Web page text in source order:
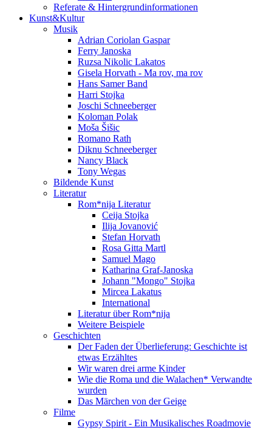
Referate & Hintergrundinformationen
Kunst&Kultur
Musik
Adrian Coriolan Gaspar
Ferry Janoska
Ruzsa Nikolic Lakatos
Gisela Horvath - Ma rov, ma rov
Hans Samer Band
Harri Stojka
Joschi Schneeberger
Koloman Polak
Moša Šišic
Romano Rath
Diknu Schneeberger
Nancy Black
Tony Wegas
Bildende Kunst
Literatur
Rom*nija Literatur
Ceija Stojka
Ilija Jovanović
Stefan Horvath
Rosa Gitta Martl
Samuel Mago
Katharina Graf-Janoska
Johann "Mongo" Stojka
Mircea Lakatus
International
Literatur über Rom*nija
Weitere Beispiele
Geschichten
Der Faden der Überlieferung: Geschichte ist
etwas Erzähltes
Wir waren drei arme Kinder
Wie die Roma und die Walachen* Verwandte
wurden
Das Märchen von der Geige
Filme
Gypsy Spirit - Ein Musikalisches Roadmovie